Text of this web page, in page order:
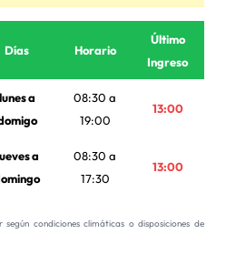
Días Horario
Último
Ingreso
lunes a
08:30 a
19:00
13:00
a
08:30 a
17:30
13:00
condiciones climáticas o disposiciones de